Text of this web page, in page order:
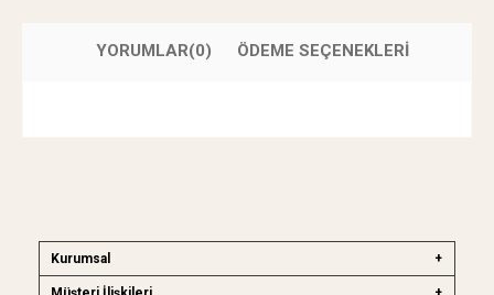
YORUMLAR(0) ÖDEME SEÇENEKLERI
Kurumsal